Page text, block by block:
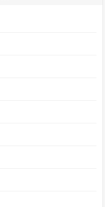
趣。我从花市挑选了
的，形态各异。回到
多肉，我心里满是欢
水，喜欢阳光。于是
趣。